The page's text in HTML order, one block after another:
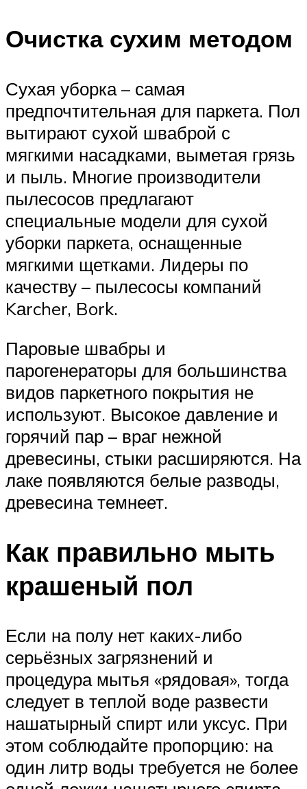
Очистка сухим методом
Сухая уборка – самая
предпочтительная для паркета. Пол
вытирают сухой шваброй с
мягкими насадками, выметая грязь
и пыль. Многие производители
пылесосов предлагают
специальные модели для сухой
уборки паркета, оснащенные
мягкими щетками. Лидеры по
качеству – пылесосы компаний
Kаrcher, Bork.
Паровые швабры и
парогенераторы для большинства
видов паркетного покрытия не
используют. Высокое давление и
горячий пар – враг нежной
древесины, стыки расширяются. На
лаке появляются белые разводы,
древесина темнеет.
Как правильно мыть
крашеный пол
Если на полу нет каких-либо
серьёзных загрязнений и
процедура мытья «рядовая», тогда
следует в теплой воде развести
нашатырный спирт или уксус. При
этом соблюдайте пропорцию: на
один литр воды требуется не более